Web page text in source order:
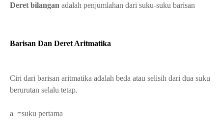
Deret bilangan adalah penjumlahan dari suku-suku barisan
Barisan Dan Deret Aritmatika
Ciri dari barisan aritmatika adalah beda atau selisih dari dua suku
berurutan selalu tetap.
a =suku pertama